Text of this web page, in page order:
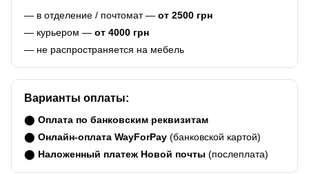
— в отделение / почтомат — от 2500 грн
— курьером — от 4000 грн
— не распространяется на мебель
Варианты оплаты:
⬤ Оплата по банковским реквизитам
⬤ Онлайн-оплата WayForPay (банковской картой)
⬤ Наложенный платеж Новой почты (послеплата)